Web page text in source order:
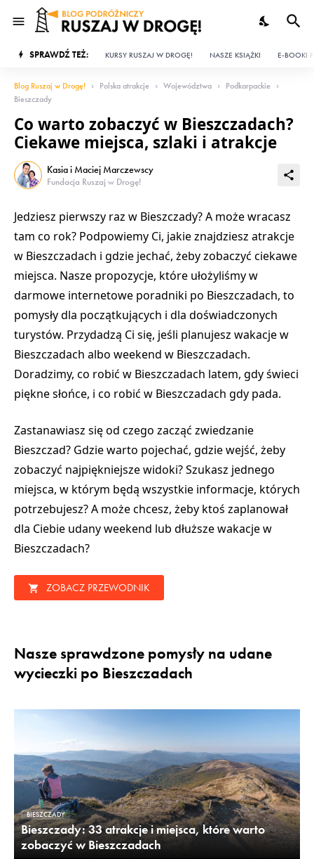
SPRAWDŹ TEŻ: KURSY RUSZAJ W DROGĘ! NASZE KSIĄŻKI E-BOOKI
Blog Ruszaj w Drogę! Polska atrakcje Województwa
Podkarpackie
Bieszczady
Co warto zobaczyć w Bieszczadach?
Ciekawe miejsca, szlaki i atrakcje
Kasia i Maciej Marczewscy
Fundacja Ruszaj w Drogę!
Jedziesz pierwszy raz w Bieszczady? A może wracasz
tam co rok? Podpowiemy Ci, jakie znajdziesz atrakcje
w Bieszczadach i gdzie jechać, żeby zobaczyć ciekawe
miejsca. Nasze propozycje, które ułożyliśmy w
darmowe internetowe poradniki po Bieszczadach, to
pomysły dla początkujących i dla doświadczonych
turystów. Przydadzą Ci się, jeśli planujesz wakacje w
Bieszczadach albo weekend w Bieszczadach.
Doradzimy, co robić w Bieszczadach latem, gdy świeci
piękne słońce, i co robić w Bieszczadach gdy pada.
Zastanawiasz się od czego zacząć zwiedzanie
Bieszczad? Gdzie warto pojechać, gdzie wejść, żeby
zobaczyć najpiękniejsze widoki? Szukasz jednego
miejsca, w którym będą wszystkie informacje, których
potrzebujesz? A może chcesz, żeby ktoś zaplanował
dla Ciebie udany weekend lub dłuższe wakacje w
Bieszczadach?
ZOBACZ PRZEWODNIK
Nasze sprawdzone pomysły na udane
wycieczki po Bieszczadach
BIESZCZADY
Bieszczady: 33 atrakcje i miejsca, które warto
zobaczyć w Bieszczadach